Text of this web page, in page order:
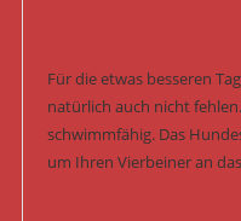
Für die etwas besseren
natürlich auch nicht
schwimmfähig. Das
um Ihren Vierbeiner an